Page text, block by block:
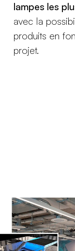
lampes les
avec la
produits en
projet.